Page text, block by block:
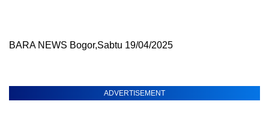
BARA NEWS Bogor,Sabtu 19/04/2025
ADVERTISEMENT